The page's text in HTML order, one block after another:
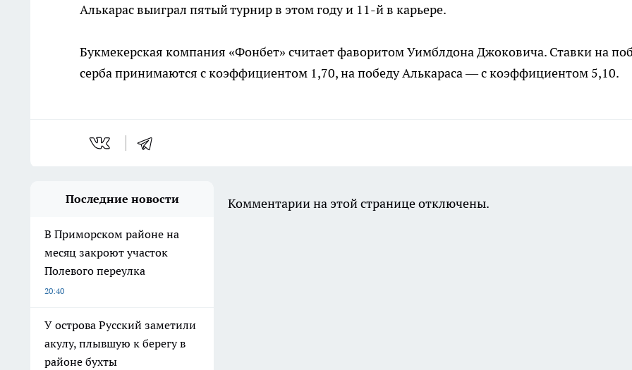
Алькарас выиграл пятый турнир в этом году и 11-й в карьере.
Букмекерская компания «Фонбет» считает фаворитом Уимблдона Джоковича. Ставки на
серба принимаются с коэффициентом 1,70, на победу Алькараса — с коэффициентом 5,10.
Последние новости
В Приморском районе на
месяц закроют участок
Полевого переулка
20:40
У острова Русский заметили
акулу, плывшую к берегу в
районе бухты
Комментарии на этой странице отключены.